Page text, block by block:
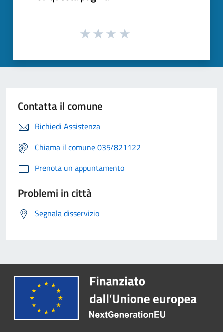
Contatta il comune
Richiedi Assistenza
Chiama il comune 035/821122
Prenota un appuntamento
Problemi in città
Segnala disservizio